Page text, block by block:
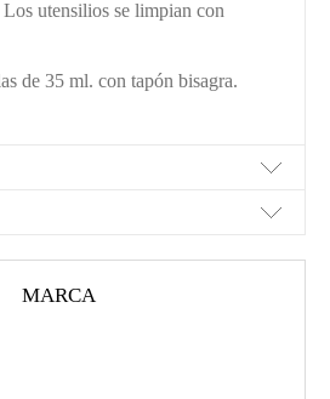
utensilios se limpian con
de 35 ml. con tapón bisagra.
MARCA